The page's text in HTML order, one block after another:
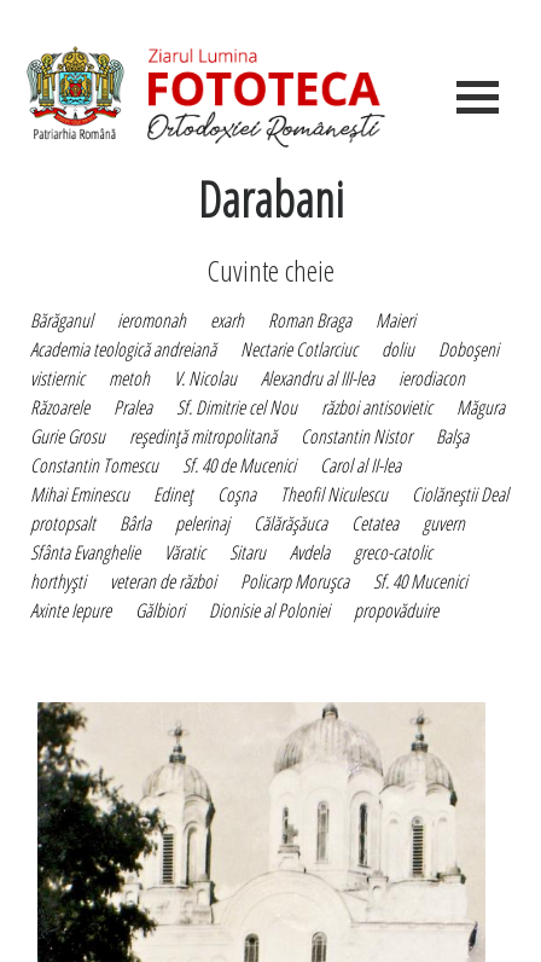
Darabani
Cuvinte cheie
Bărăganul ieromonah exarh Roman Braga
Maieri
Academia teologică andreiană
Nectarie Cotlarciuc doliu
Doboşeni
vistiernic
metoh V. Nicolau Alexandru al III-lea
ierodiacon
Răzoarele
Pralea Sf. Dimitrie cel Nou război antisovietic
Măgura
Gurie Grosu
reşedinţă mitropolitană Constantin Nistor
Balşa
Constantin Tomescu
Sf. 40 de Mucenici
Carol al II-lea
Mihai Eminescu
Edineţ Coşna Theofil Niculescu
Ciolăneştii Deal
protopsalt
Bârla pelerinaj Călărăşăuca Cetatea
guvern
Sfânta Evanghelie
Văratic Sitaru Avdela
greco-catolic
horthyşti
veteran de război Policarp Moruşca
Sf. 40 Mucenici
Axinte Iepure
Gălbiori Dionisie al Poloniei propovăduire